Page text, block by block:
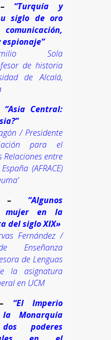
“Turquía y
siglo de oro
Sola
de historia
de Alcalá,
“Asia Central:
/ Presidente
para el
Relaciones entre
(AFRACE)
– “Algunos
mujer en la
del siglo XIX»
Fernández /
Enseñanza
de Lenguas
la asignatura
en UCM
“El Imperio
Monarquía
poderes